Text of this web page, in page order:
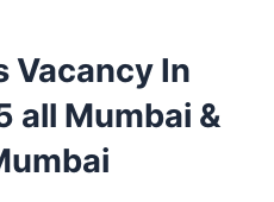
Vacancy In
all Mumbai &